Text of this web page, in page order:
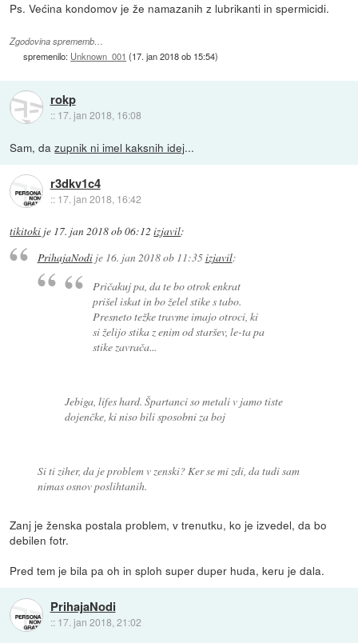
Ps. Većina kondomov je že namazanih z lubrikanti in spermicidi.
Zgodovina sprememb…
spremenilo: Unknown_001 (17. jan 2018 ob 15:54)
rokp
:: 17. jan 2018, 16:08
Sam, dazupnik ni imel kaksnih idej...
r3dkv1c4
:: 17. jan 2018, 16:42
tikitoki je 17. jan 2018 ob 06:12 izjavil:
PrihajaNodije 16. jan 2018 ob 11:35izjavil:
Pričakuj pa, da te bo otrok enkrat
prišel iskat in bo želel stike s tabo.
Presneto težke travme imajo otroci, ki
si želijo stika z enim od staršev, le-ta pa
stike zavrača...
Jebiga, lifes hard. Špartanci so metali v jamo tiste
dojenčke, ki niso bili sposobni za boj
Si ti ziher, da je problem v zenski? Ker se mi zdi, da tudi sam
nimas osnov poslihtanih.
Zanj je ženska postala problem, v trenutku, ko je izvedel, da bo
debilen fotr.
Pred tem je bila pa oh in sploh super duper huda, keru je dala.
PrihajaNodi
:: 17. jan 2018, 21:02